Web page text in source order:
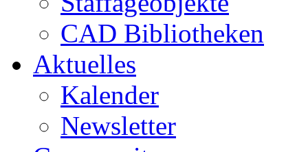
CAD Bibliotheken
Aktuelles
Kalender
Newsletter